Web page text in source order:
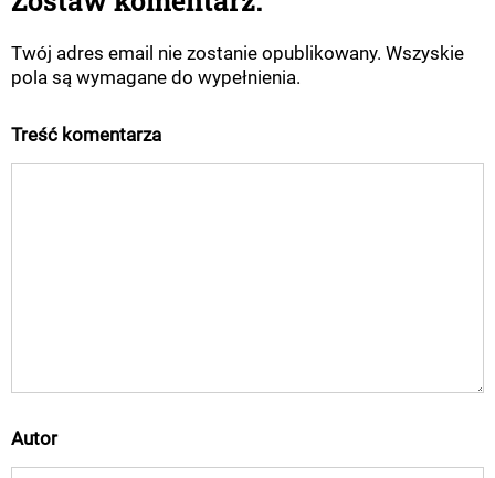
Twój adres email nie zostanie opublikowany. Wszyskie
pola są wymagane do wypełnienia.
Treść komentarza
Autor